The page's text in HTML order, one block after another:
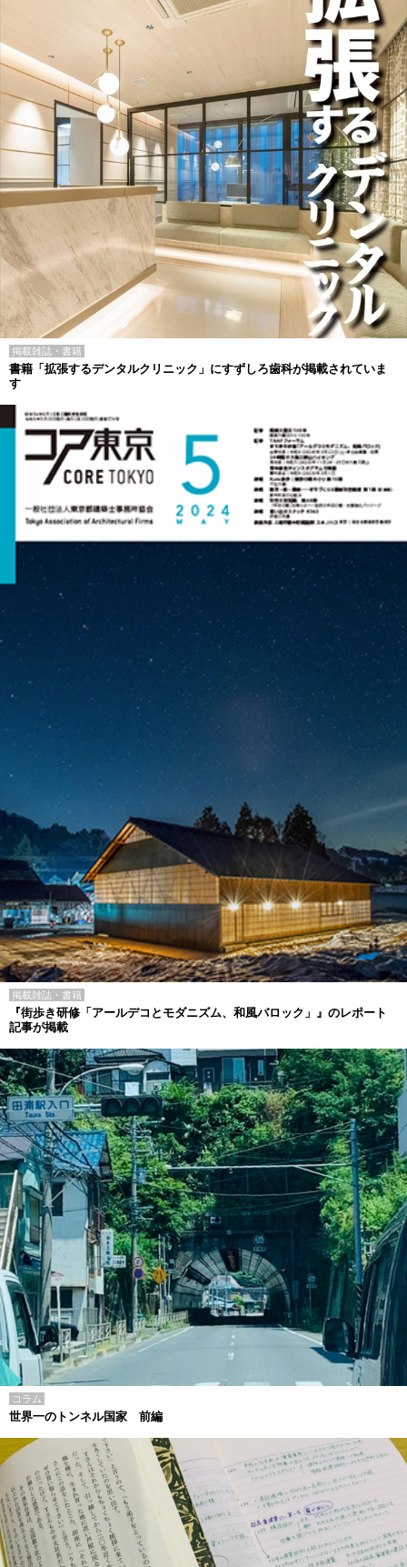
掲載雑誌・書籍
書籍「拡張するデンタルクリニック」にすずしろ歯科が掲載されていま
す
掲載雑誌・書籍
『街歩き研修「アールデコとモダニズム、和風バロック」』のレポート
記事が掲載
コラム
世界一のトンネル国家 前編